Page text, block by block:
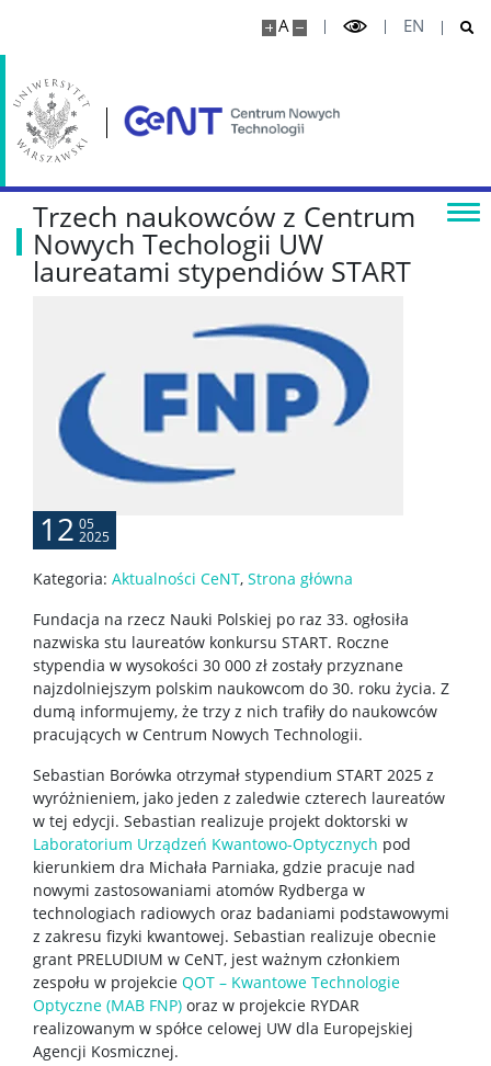
A EN
Projekty
WSPÓŁPRACA
Jednostki usługowe
Wynajem powierzchni
Serwerownia
KONTAKT
Trzech naukowców z Centrum
Nowych Techologii UW
laureatami stypendiów START
12 05
2025
Kategoria: Aktualności CeNT, Strona główna
Fundacja na rzecz Nauki Polskiej po raz 33. ogłosiła
nazwiska stu laureatów konkursu START. Roczne
stypendia w wysokości 30 000 zł zostały przyznane
najzdolniejszym polskim naukowcom do 30. roku życia. Z
dumą informujemy, że trzy z nich trafiły do naukowców
pracujących w Centrum Nowych Technologii.
Sebastian Borówka otrzymał stypendium START 2025 z
wyróżnieniem, jako jeden z zaledwie czterech laureatów
w tej edycji. Sebastian realizuje projekt doktorski w
Laboratorium Urządzeń Kwantowo-Optycznych pod
kierunkiem dra Michała Parniaka, gdzie pracuje nad
nowymi zastosowaniami atomów Rydberga w
technologiach radiowych oraz badaniami podstawowymi
z zakresu fizyki kwantowej. Sebastian realizuje obecnie
grant PRELUDIUM w CeNT, jest ważnym członkiem
zespołu w projekcie QOT – Kwantowe Technologie
Optyczne (MAB FNP) oraz w projekcie RYDAR
realizowanym w spółce celowej UW dla Europejskiej
Agencji Kosmicznej.